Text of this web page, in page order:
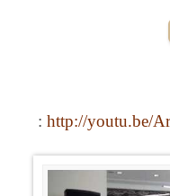
:http://youtu.be/